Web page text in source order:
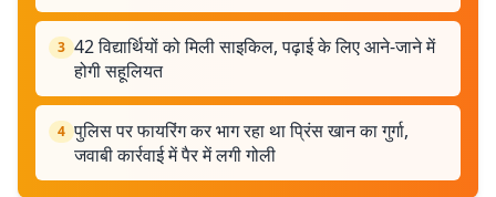
3 42 विद्यार्थियों को मिली साइकिल, पढ़ाई के लिए आने-जाने में
होगी सहूलियत
4 पुलिस पर फायरिंग कर भाग रहा था प्रिंस खान का गुर्गा,
जवाबी कार्रवाई में पैर में लगी गोली